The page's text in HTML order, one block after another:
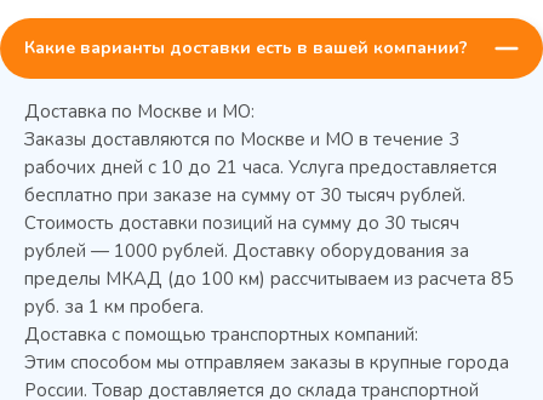
Колода разрубочная КР-5/5
Какие варианты доставки есть в вашей компании?
Доставка по Москве и МО:
Заказы доставляются по Москве и МО в течение 3
рабочих дней с 10 до 21 часа. Услуга предоставляется
бесплатно при заказе на сумму от 30 тысяч рублей.
Стоимость доставки позиций на сумму до 30 тысяч
рублей — 1000 рублей. Доставку оборудования за
пределы МКАД (до 100 км) рассчитываем из расчета 85
руб. за 1 км пробега.
Доставка с помощью транспортных компаний:
Этим способом мы отправляем заказы в крупные города
России. Товар доставляется до склада транспортной